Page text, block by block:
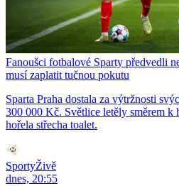
Fanoušci fotbalové Sparty předvedli
musí zaplatit tučnou pokutu
Sparta Praha dostala za výtržnosti
300 000 Kč. Světlice letěly směrem k
hořela střecha toalet.
SportyŽivě
dnes, 20:55